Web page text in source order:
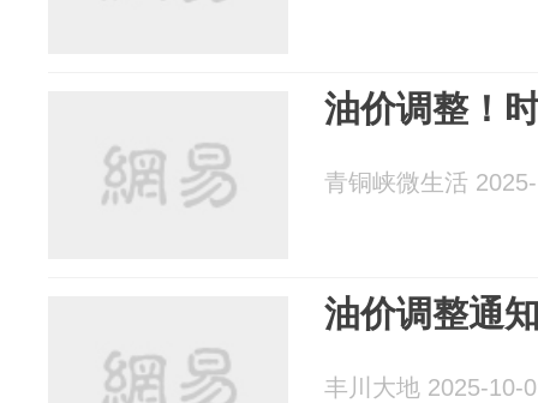
油价调整！
青铜峡微生活
油价调整通
丰川大地 2025-10-